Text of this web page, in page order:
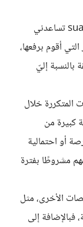
إضافة الصور من خلال منصة suar.me تساعدني
أقوم برفعها،
بالنسبة إليّ
المتكررة خلال
كبيرة من
أو احتمالية
مشروطًا بفترة
الأخرى، مثل
فبالإضافة إلى